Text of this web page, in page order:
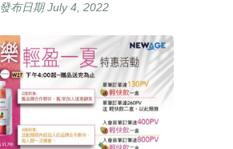
發布日期July 4, 2022